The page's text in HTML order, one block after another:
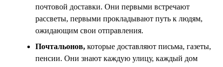
почтовой доставки. Они первыми встречают
рассветы, первыми прокладывают путь к людям,
ожидающим свои отправления.
Почтальонов, которые доставляют письма, газеты,
пенсии. Они знают каждую улицу, каждый дом